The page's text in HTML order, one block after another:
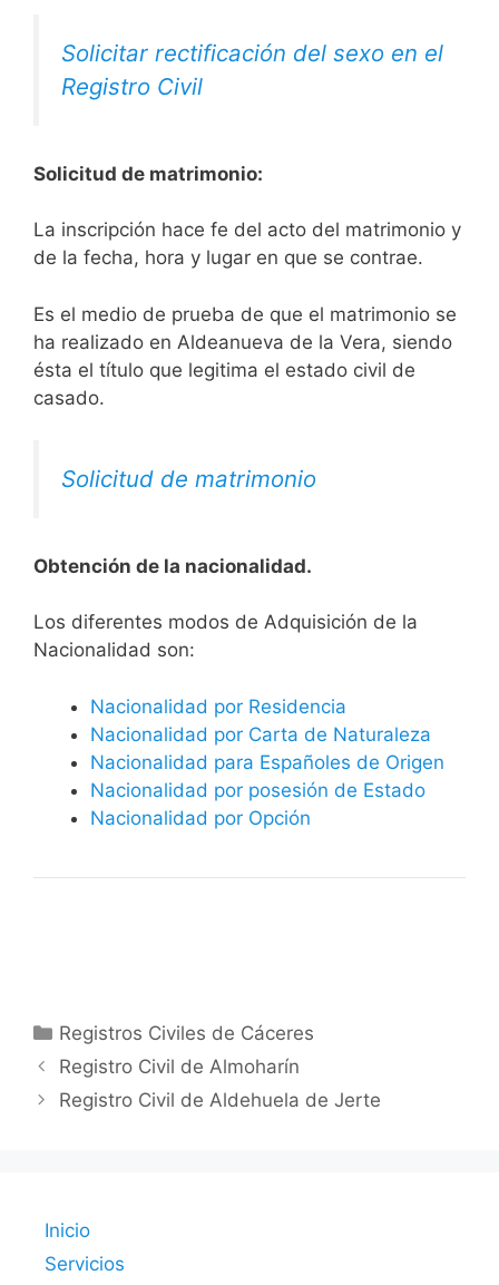
Solicitar rectificación del sexo en el
Registro Civil
Solicitud de matrimonio:
La inscripción hace fe del acto del matrimonio y
de la fecha, hora y lugar en que se contrae.
Es el medio de prueba de que el matrimonio se
ha realizado en Aldeanueva de la Vera, siendo
ésta el título que legitima el estado civil de
casado.
Solicitud de matrimonio
Obtención de la nacionalidad.
​​​Los diferentes modos de Adquisición de la
Nacionalidad son:
Nacionalidad por Residencia
Nacionalidad por Carta de Naturaleza
Nacionalidad para Españoles de Origen
Nacionalidad por posesión de Estado
Nacionalidad por Opción
Categorías
Registros Civiles de Cáceres
Registro Civil de Almoharín
Registro Civil de Aldehuela de Jerte
Inicio
Servicios